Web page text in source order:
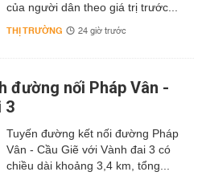
của người dân theo giá trị trước...
THỊ TRƯỜNG 24 giờ trước
đường nối Pháp Vân -
3
Tuyến đường kết nối đường Pháp
Vân - Cầu Giẽ với Vành đai 3 có
chiều dài khoảng 3,4 km, tổng...